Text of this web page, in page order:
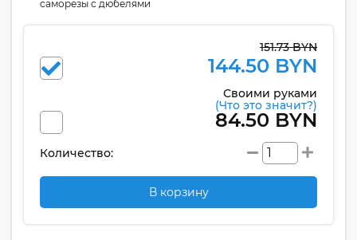
cаморезы с дюбелями
151.73 BYN
144.50 BYN
Своими руками
(Что это значит?)
84.50 BYN
Количество:
В корзину